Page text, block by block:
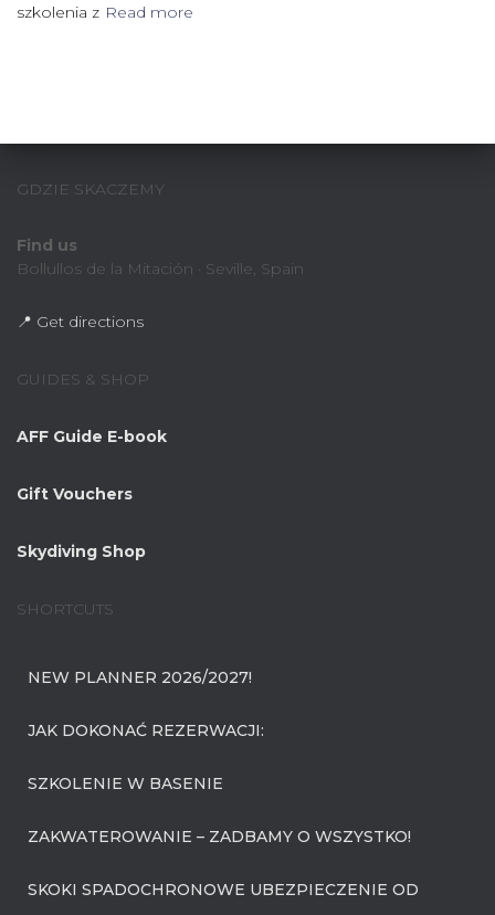
szkolenia z Read more
GDZIE SKACZEMY
Find us
Bollullos de la Mitación · Seville, Spain
📍 Get directions
GUIDES & SHOP
AFF Guide E-book
Gift Vouchers
Skydiving Shop
SHORTCUTS
NEW PLANNER 2026/2027!
JAK DOKONAĆ REZERWACJI:
SZKOLENIE W BASENIE
ZAKWATEROWANIE – ZADBAMY O WSZYSTKO!
SKOKI SPADOCHRONOWE UBEZPIECZENIE OD